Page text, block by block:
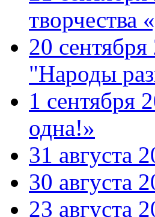
20
"Народы
1 сентября
одна!»
31 августа
30 августа
23 августа